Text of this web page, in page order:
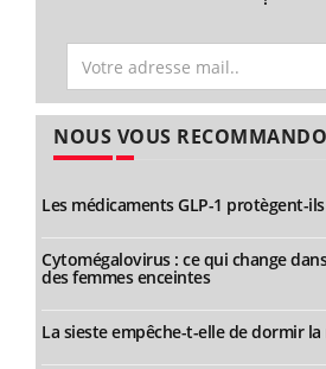
NOUS VOUS
Les médicaments GLP-1 protègent-ils
Cytomégalovirus : ce qui change
des femmes enceintes
La sieste empêche-t-elle de dormir la